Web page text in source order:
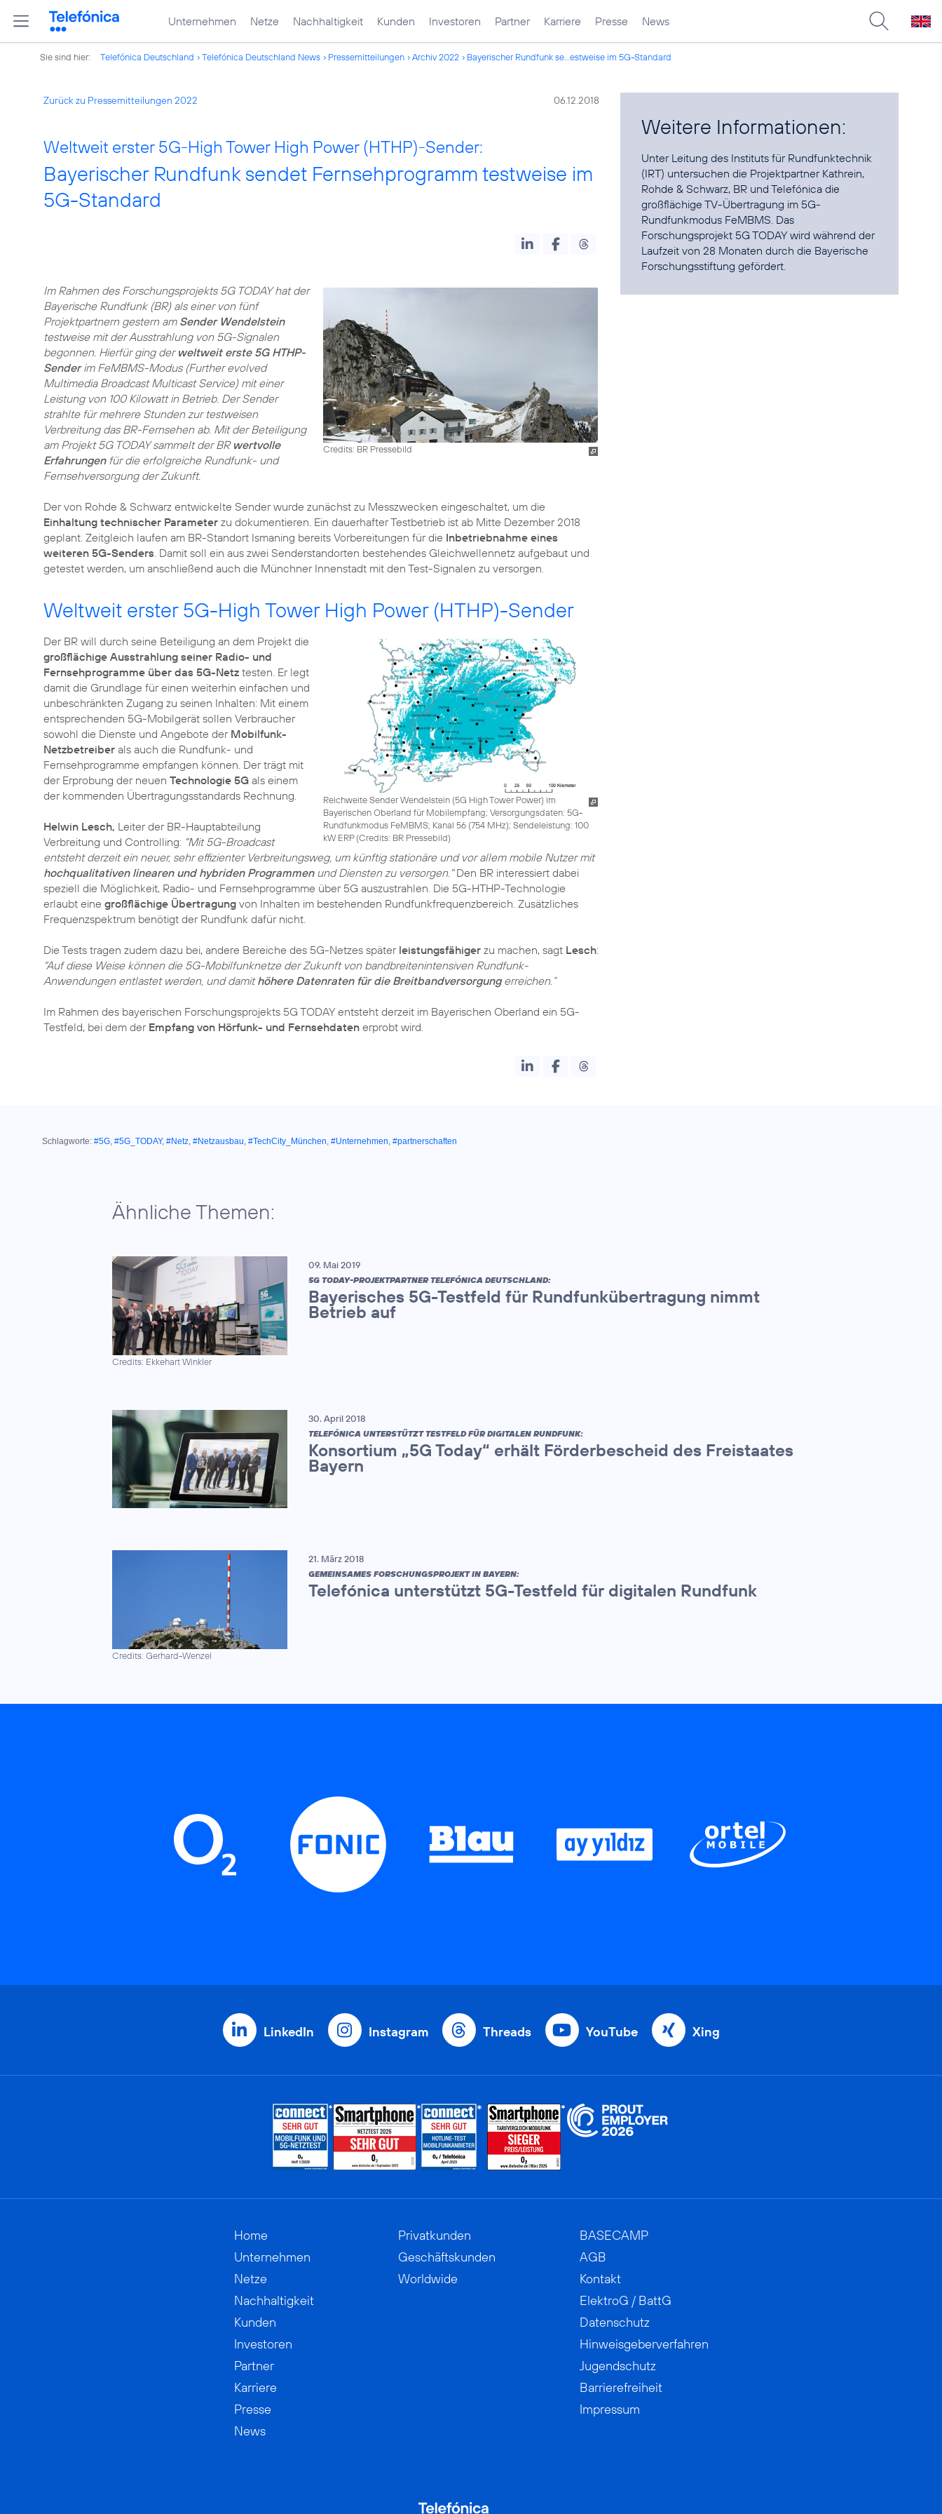
Unternehmen Netze Nachhaltigkeit Kunden Investoren Partner Karriere Presse News
Sie sind hier: Telefónica Deutschland Telefónica Deutschland News Pressemitteilungen Archiv 2022 Bayerischer Rundfunk se...estweise im 5G-Standard
Zurück zu Pressemitteilungen 2022 06.12.2018
Weltweit erster 5G-High Tower High Power (HTHP)-Sender:
Bayerischer Rundfunk sendet Fernsehprogramm testweise im
5G-Standard
Credits: BR Pressebild
Im Rahmen des Forschungsprojekts 5G TODAY hat der
Bayerische Rundfunk (BR) als einer von fünf
Projektpartnern gestern am Sender Wendelstein
testweise mit der Ausstrahlung von 5G-Signalen
begonnen. Hierfür ging der weltweit erste 5G HTHP-
Senderim FeMBMS-Modus (Further evolved
Multimedia Broadcast Multicast Service) mit einer
Leistung von 100 Kilowatt in Betrieb. Der Sender
strahlte für mehrere Stunden zur testweisen
Verbreitung das BR-Fernsehen ab. Mit der Beteiligung
am Projekt 5G TODAY sammelt der BR wertvolle
Erfahrungenfür die erfolgreiche Rundfunk- und
Fernsehversorgung der Zukunft.
Der von Rohde & Schwarz entwickelte Sender wurde zunächst zu Messzwecken eingeschaltet, um die
Einhaltung technischer Parameter zu dokumentieren. Ein dauerhafter Testbetrieb ist ab Mitte Dezember 2018
geplant. Zeitgleich laufen am BR-Standort Ismaning bereits Vorbereitungen für die Inbetriebnahme eines
weiteren 5G-Senders. Damit soll ein aus zwei Senderstandorten bestehendes Gleichwellennetz aufgebaut und
getestet werden, um anschließend auch die Münchner Innenstadt mit den Test-Signalen zu versorgen.
Weltweit erster 5G-High Tower High Power (HTHP)-Sender
Reichweite Sender Wendelstein (5G High Tower Power) im
Bayerischen Oberland für Mobilempfang; Versorgungsdaten: 5G-
Rundfunkmodus FeMBMS; Kanal 56 (754 MHz); Sendeleistung: 100
kW ERP (Credits: BR Pressebild)
Der BR will durch seine Beteiligung an dem Projekt die
großflächige Ausstrahlung seiner Radio- und
Fernsehprogramme über das 5G-Netz testen. Er legt
damit die Grundlage für einen weiterhin einfachen und
unbeschränkten Zugang zu seinen Inhalten: Mit einem
entsprechenden 5G-Mobilgerät sollen Verbraucher
sowohl die Dienste und Angebote der Mobilfunk-
Netzbetreiber als auch die Rundfunk- und
Fernsehprogramme empfangen können. Der trägt mit
der Erprobung der neuen Technologie 5G als einem
der kommenden Übertragungsstandards Rechnung.
Helwin Lesch, Leiter der BR-Hauptabteilung
Verbreitung und Controlling: "Mit 5G-Broadcast
entsteht derzeit ein neuer, sehr effizienter Verbreitungsweg, um künftig stationäre und vor allem mobile Nutzer mit
hochqualitativen linearen und hybriden Programmenund Diensten zu versorgen."Den BR interessiert dabei
speziell die Möglichkeit, Radio- und Fernsehprogramme über 5G auszustrahlen. Die 5G-HTHP-Technologie
erlaubt eine großflächige Übertragung von Inhalten im bestehenden Rundfunkfrequenzbereich. Zusätzliches
Frequenzspektrum benötigt der Rundfunk dafür nicht.
Die Tests tragen zudem dazu bei, andere Bereiche des 5G-Netzes später leistungsfähiger zu machen, sagt Lesch:
"Auf diese Weise können die 5G-Mobilfunknetze der Zukunft von bandbreitenintensiven Rundfunk-
Anwendungen entlastet werden, und damithöhere Datenraten für die Breitbandversorgungerreichen.“
Im Rahmen des bayerischen Forschungsprojekts 5G TODAY entsteht derzeit im Bayerischen Oberland ein 5G-
Testfeld, bei dem der Empfang von Hörfunk- und Fernsehdaten erprobt wird.
Weitere Informationen:
Unter Leitung des Instituts für Rundfunktechnik
(IRT) untersuchen die Projektpartner Kathrein,
Rohde & Schwarz, BR und Telefónica die
großflächige TV-Übertragung im 5G-
Rundfunkmodus FeMBMS. Das
Forschungsprojekt 5G TODAY wird während der
Laufzeit von 28 Monaten durch die Bayerische
Forschungsstiftung gefördert.
Schlagworte: #5G, #5G_TODAY, #Netz, #Netzausbau, #TechCity_München, #Unternehmen, #partnerschaften
Ähnliche Themen:
Credits: Ekkehart Winkler
09. Mai 2019
5G TODAY-PROJEKTPARTNER TELEFÓNICA DEUTSCHLAND:
Bayerisches 5G-Testfeld für Rundfunkübertragung nimmt
Betrieb auf
30. April 2018
TELEFÓNICA UNTERSTÜTZT TESTFELD FÜR DIGITALEN RUNDFUNK:
Konsortium „5G Today“ erhält Förderbescheid des Freistaates
Bayern
Credits: Gerhard-Wenzel
21. März 2018
GEMEINSAMES FORSCHUNGSPROJEKT IN BAYERN:
Telefónica unterstützt 5G-Testfeld für digitalen Rundfunk
LinkedIn Instagram Threads YouTube Xing
Home
Unternehmen
Netze
Nachhaltigkeit
Kunden
Investoren
Partner
Karriere
Presse
News
Privatkunden
Geschäftskunden
Worldwide
BASECAMP
AGB
Kontakt
ElektroG / BattG
Datenschutz
Hinweisgeberverfahren
Jugendschutz
Barrierefreiheit
Impressum